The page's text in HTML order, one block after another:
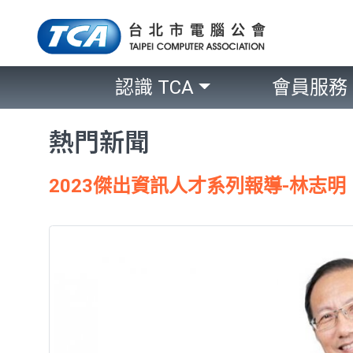
認識 TCA 會員服務
熱門新聞
2023傑出資訊人才系列報導-林志明